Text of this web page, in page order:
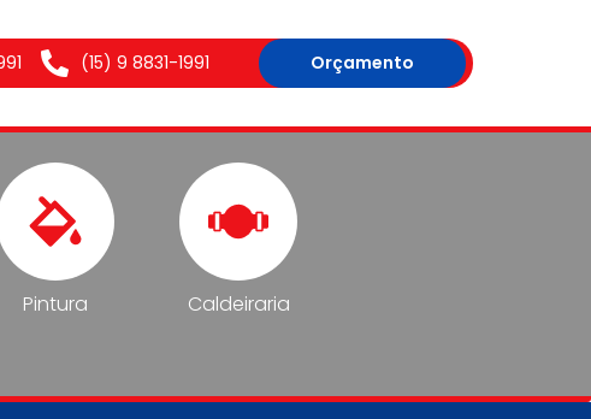
(15) 9 8831-1991 Orçamento
Pintura Caldeiraria